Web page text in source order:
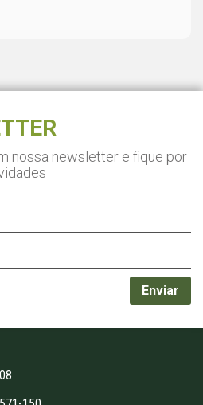
nossa newsletter e fique por